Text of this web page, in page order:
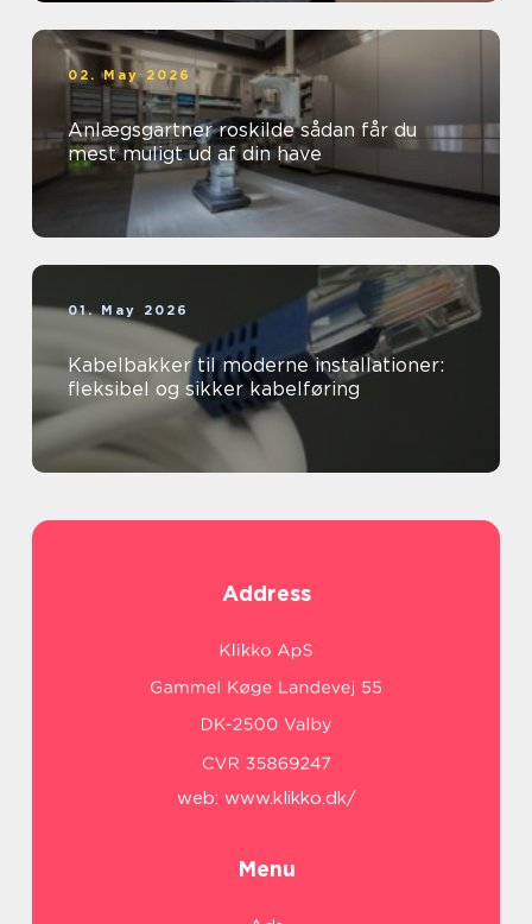
02. May 2026
Anlægsgartner roskilde sådan får du
mest muligt ud af din have
01. May 2026
Kabelbakker til moderne installationer:
fleksibel og sikker kabelføring
Address
web: www.klikko.dk/
Menu